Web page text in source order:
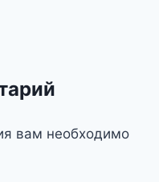
вам необходимо